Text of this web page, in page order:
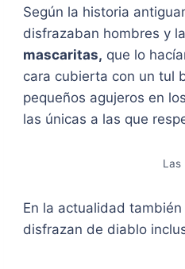
Según la historia
disfrazaban hombres y
mascaritas, que lo
cara cubierta con un tul
pequeños agujeros en
las únicas a las que
Las
En la actualidad
disfrazan de diablo